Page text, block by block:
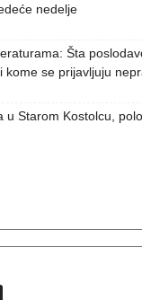
nedelje
Šta
kome se prijavljuju
u Starom Kostolcu,